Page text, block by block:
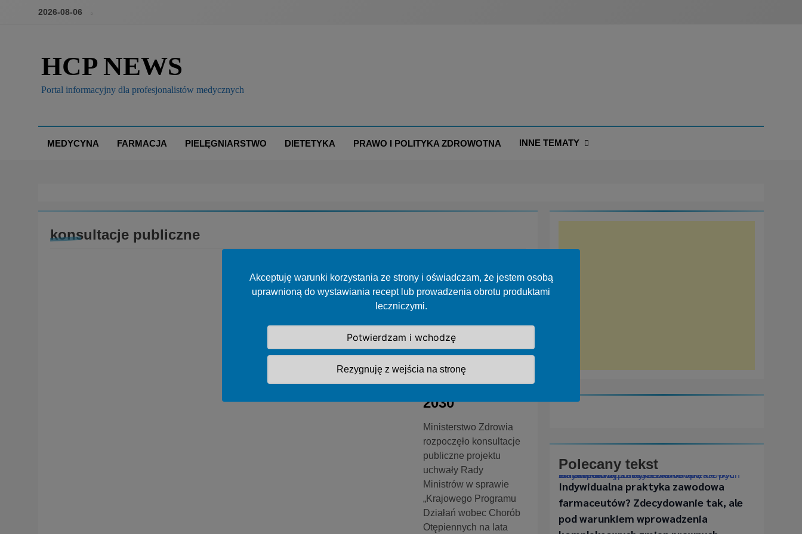
2026-08-06
HCP NEWS
Portal informacyjny dla profesjonalistów medycznych
MEDYCYNA FARMACJA PIELĘGNIARSTWO DIETETYKA PRAWO I POLITYKA ZDROWOTNA INNE TEMATY
Akceptuję warunki korzystania ze strony i oświadczam, że jestem osobą
uprawnioną do wystawiania recept lub prowadzenia obrotu produktami
leczniczymi.
Potwierdzam i wchodzę
Rezygnuję z wejścia na stronę
konsultacje publiczne
BOX BRANŻA: MEDYCYNA
BRANŻA: PIELĘGNIARSTWO
Konsultacje
publiczne
Krajowego
Działań wobec
Chorób
Otępiennych
na lata 2025-
2030
Ministerstwo Zdrowia
rozpoczęło konsultacje
publiczne projektu
uchwały Rady
Ministrów w sprawie
„Krajowego Programu
Działań wobec Chorób
Otępiennych na lata
Polecany tekst
Indywidualna praktyka zawodowa farmaceutów? Zdecydowanie tak, ale pod warunkiem wprowadzenia kompleksowych zmian prawnych
Indywidualna praktyka zawodowa
farmaceutów? Zdecydowanie tak, ale
pod warunkiem wprowadzenia